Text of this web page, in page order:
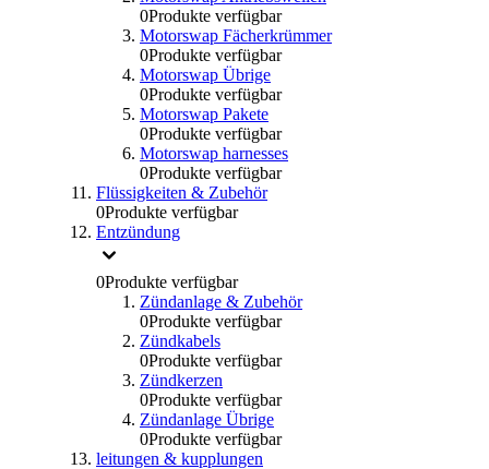
0Produkte verfügbar
Motorswap Fächerkrümmer
0Produkte verfügbar
Motorswap Übrige
0Produkte verfügbar
Motorswap Pakete
0Produkte verfügbar
Motorswap harnesses
0Produkte verfügbar
Flüssigkeiten & Zubehör
0Produkte verfügbar
Entzündung
0Produkte verfügbar
Zündanlage & Zubehör
0Produkte verfügbar
Zündkabels
0Produkte verfügbar
Zündkerzen
0Produkte verfügbar
Zündanlage Übrige
0Produkte verfügbar
leitungen & kupplungen